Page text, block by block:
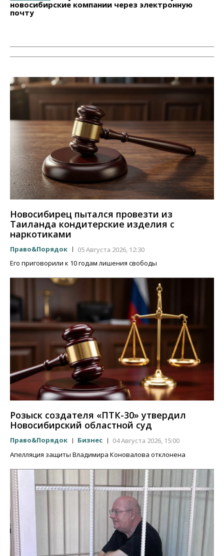
новосибирские компании через электронную
почту
Новосибирец пытался провезти из
Таиланда кондитерские изделия с
наркотиками
Право&Порядок
05 Августа 2026, 12:30
Его приговорили к 10 годам лишения свободы
Розыск создателя «ПТК-30» утвердил
Новосибирский областной суд
Право&Порядок Бизнес
04 Августа 2026, 15:00
Апелляция защиты Владимира Коновалова отклонена